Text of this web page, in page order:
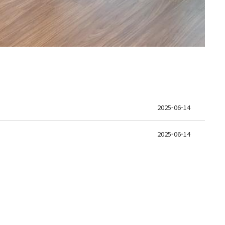
2025-06-14
2025-06-14